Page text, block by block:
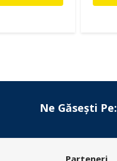
Ne Găsești Pe:
Parteneri